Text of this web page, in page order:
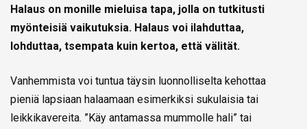
Halaus on monille mieluisa tapa, jolla on tutkitusti
myönteisiä vaikutuksia. Halaus voi ilahduttaa,
lohduttaa, tsempata kuin kertoa, että välität.
Vanhemmista voi tuntua täysin luonnolliselta kehottaa
pieniä lapsiaan halaamaan esimerkiksi sukulaisia tai
leikkikavereita. ”Käy antamassa mummolle hali” tai